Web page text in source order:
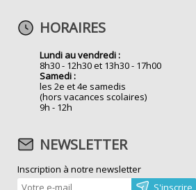
HORAIRES
Lundi au vendredi :
8h30 - 12h30 et 13h30 - 17h00
Samedi :
les 2e et 4e samedis
(hors vacances scolaires)
9h - 12h
NEWSLETTER
Inscription à notre newsletter